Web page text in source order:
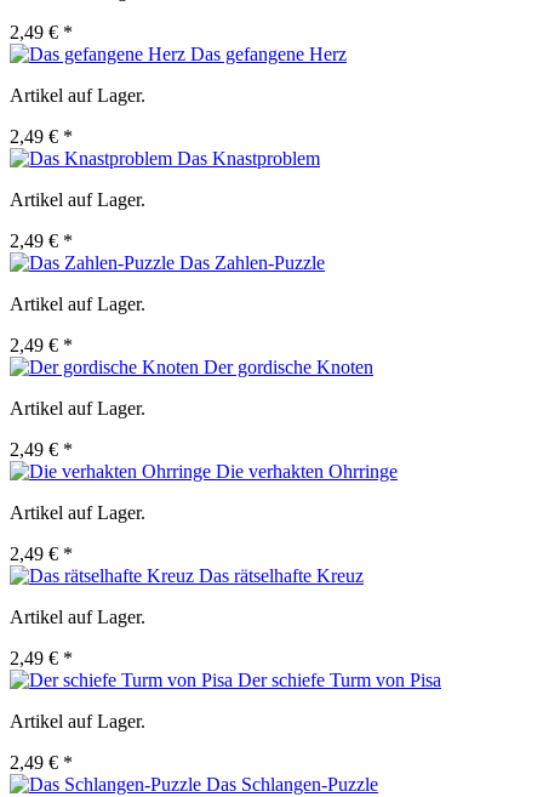
2,49 € *
Das gefangene Herz
Artikel auf Lager.
2,49 € *
Das Knastproblem
Artikel auf Lager.
2,49 € *
Das Zahlen-Puzzle
Artikel auf Lager.
2,49 € *
Der gordische Knoten
Artikel auf Lager.
2,49 € *
Die verhakten Ohrringe
Artikel auf Lager.
2,49 € *
Das rätselhafte Kreuz
Artikel auf Lager.
2,49 € *
Der schiefe Turm von Pisa
Artikel auf Lager.
2,49 € *
Das Schlangen-Puzzle